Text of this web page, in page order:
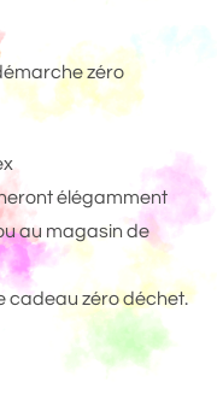
zéro
élégamment
au magasin de
cadeau zéro déchet.